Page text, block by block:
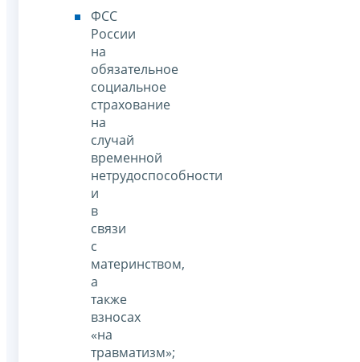
ФСС
России
на
обязательное
социальное
страхование
на
случай
временной
нетрудоспособности
и
в
связи
с
материнством,
а
также
взносах
«на
травматизм»;